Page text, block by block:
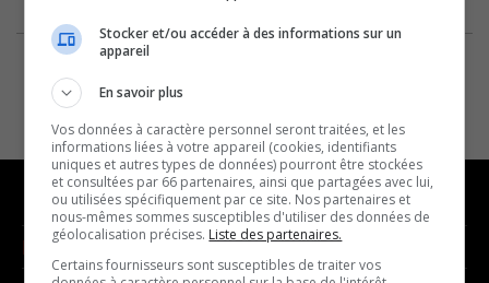
NOUVELLES MUSIQUE
Stocker et/ou accéder à des informations sur un
appareil
En savoir plus
Vos données à caractère personnel seront traitées, et les
informations liées à votre appareil (cookies, identifiants
uniques et autres types de données) pourront être stockées
et consultées par 66 partenaires, ainsi que partagées avec lui,
ou utilisées spécifiquement par ce site. Nos partenaires et
nous-mêmes sommes susceptibles d'utiliser des données de
géolocalisation précises. Liste des partenaires.
Certains fournisseurs sont susceptibles de traiter vos